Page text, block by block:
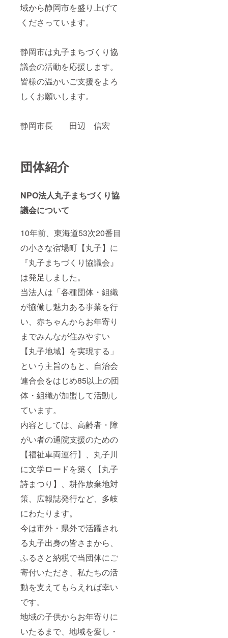
域から静岡市を盛り上げて
くださっています。
静岡市は丸子まちづくり協
議会の活動を応援します。
皆様の温かいご支援をよろ
しくお願いします。
静岡市長 田辺 信宏
団体紹介
NPO法人丸子まちづくり協
議会について
10年前、東海道53次20番目
の小さな宿場町【丸子】に
『丸子まちづくり協議会』
は発足しました。
当法人は「各種団体・組織
が協働し魅力ある事業を行
い、赤ちゃんからお年寄り
までみんなが住みやすい
【丸子地域】を実現する」
という主旨のもと、自治会
連合会をはじめ85以上の団
体・組織が加盟して活動し
ています。
内容としては、高齢者・障
がい者の通院支援のための
【福祉車両運行】、丸子川
に文学ロードを築く【丸子
詩まつり】、耕作放棄地対
策、広報誌発行など、多岐
にわたります。
今は市外・県外で活躍され
る丸子出身の皆さまから、
ふるさと納税で当団体にご
寄付いただき、私たちの活
動を支えてもらえれば幸い
です。
地域の子供からお年寄りに
いたるまで、地域を愛し・